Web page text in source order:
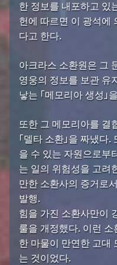
한 정보를 내포하고 있
헌에 따르면 이 광석에
다고 한다.
아크라스 소환원은 그
영웅의 정보를 보관 유
낳는 「메모리아 생성」
또한 그 메모리아를 결
「델타 소환」을 짜냈
을 수 있는 자원으로부
는 일의 위험성을 고려
만한 소환사의 증거로
발행.
힘을 가진 소환사만이
룰을 개정했다. 이런
한 마물이 만연한 고대
는 것이었다.